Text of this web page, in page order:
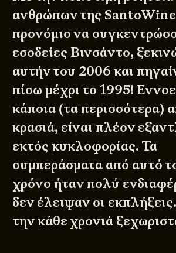
ανθρώπων της
προνόμιο να
εσοδείες Βινσάντο,
αυτήν του 2006 και
πίσω μέχρι το 1995!
κάποια (τα περισσότερα)
κρασιά, είναι πλέον
εκτός κυκλοφορίας. Τα
συμπεράσματα από αυτό
χρόνο ήταν πολύ
δεν έλειψαν οι
την κάθε χρονιά